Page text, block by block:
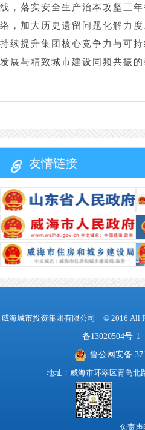
线，落实安全生产治本攻坚三
络，加大历史遗留问题化解力
持续提升集团核心竞争力与可
发展与精致城市建设同频共振的
友情链接
威海城市投资集团有限公司 © 2016 All
备13020504号-1
鲁公网安备
地址：威海市环翠区青岛北
免责声